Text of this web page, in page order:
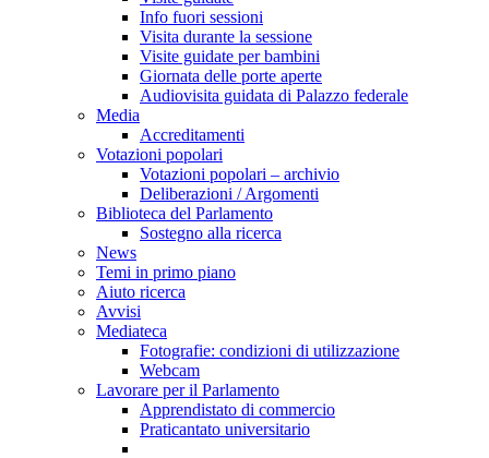
Info fuori sessioni
Visita durante la sessione
Visite guidate per bambini
Giornata delle porte aperte
Audiovisita guidata di Palazzo federale
Media
Accreditamenti
Votazioni popolari
Votazioni popolari – archivio
Deliberazioni / Argomenti
Biblioteca del Parlamento
Sostegno alla ricerca
News
Temi in primo piano
Aiuto ricerca
Avvisi
Mediateca
Fotografie: condizioni di utilizzazione
Webcam
Lavorare per il Parlamento
Apprendistato di commercio
Praticantato universitario